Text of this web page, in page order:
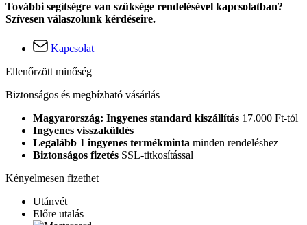
További segítségre van szüksége rendelésével kapcsolatban?
Szívesen válaszolunk kérdéseire.
Kapcsolat
Ellenőrzött minőség
Biztonságos és megbízható vásárlás
Magyarország: Ingyenes standard kiszállítás 17.000 Ft-tól
Ingyenes visszaküldés
Legalább 1 ingyenes termékminta minden rendeléshez
Biztonságos fizetés SSL-titkosítással
Kényelmesen fizethet
Utánvét
Előre utalás